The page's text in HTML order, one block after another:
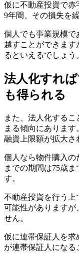
仮に不動産投資で赤
9年間、その損失を
個人でも事業規模で
越すことができま
るといえるでしょう
法人化すれ
も得られる
また、法人化する
まる傾向にあります
融資上限額が拡大さ
個人なら物件購入の
までの期間は75歳
す。
不動産投資を行う上
可能性がありますが
せん。
仮に連帯保証人を求
が連帯保証人になる